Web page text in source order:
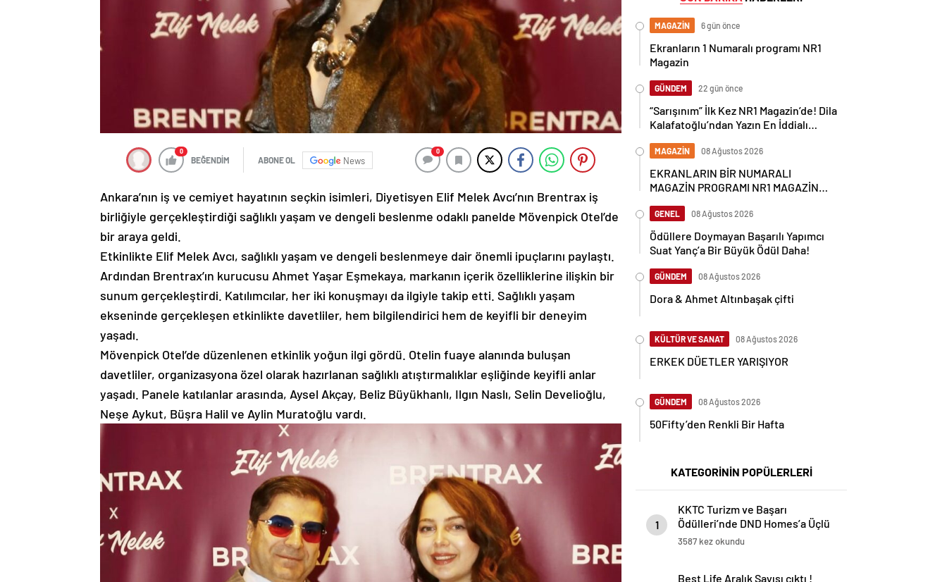
0
BEĞENDİM ABONE OL News
0
Ankara’nın iş ve cemiyet hayatının seçkin isimleri, Diyetisyen Elif Melek Avcı’nın Brentrax iş
birliğiyle gerçekleştirdiği sağlıklı yaşam ve dengeli beslenme odaklı panelde Mövenpick Otel’de
bir araya geldi.
Etkinlikte Elif Melek Avcı, sağlıklı yaşam ve dengeli beslenmeye dair önemli ipuçlarını paylaştı.
Ardından Brentrax’ın kurucusu Ahmet Yaşar Eşmekaya, markanın içerik özelliklerine ilişkin bir
sunum gerçekleştirdi. Katılımcılar, her iki konuşmayı da ilgiyle takip etti. Sağlıklı yaşam
ekseninde gerçekleşen etkinlikte davetliler, hem bilgilendirici hem de keyifli bir deneyim
yaşadı.
Mövenpick Otel’de düzenlenen etkinlik yoğun ilgi gördü. Otelin fuaye alanında buluşan
davetliler, organizasyona özel olarak hazırlanan sağlıklı atıştırmalıklar eşliğinde keyifli anlar
yaşadı. Panele katılanlar arasında, Aysel Akçay, Beliz Büyükhanlı, Ilgın Naslı, Selin Develioğlu,
Neşe Aykut, Büşra Halil ve Aylin Muratoğlu vardı.
MAGAZİN 6 gün önce
Ekranların 1 Numaralı programı NR1
Magazin
GÜNDEM 22 gün önce
“Sarışınım” İlk Kez NR1 Magazin’de! Dila
Kalafatoğlu’ndan Yazın En İddialı
MAGAZİN 08 Ağustos 2026
EKRANLARIN BİR NUMARALI
MAGAZİN PROGRAMI NR1 MAGAZİN
GENEL 08 Ağustos 2026
Ödüllere Doymayan Başarılı Yapımcı
Suat Yanç’a Bir Büyük Ödül Daha!
GÜNDEM 08 Ağustos 2026
Dora & Ahmet Altınbaşak çifti
KÜLTÜR VE SANAT 08 Ağustos 2026
ERKEK DÜETLER YARIŞIYOR
GÜNDEM 08 Ağustos 2026
50Fifty’den Renkli Bir Hafta
KATEGORİNİN POPÜLERLERİ
1
KKTC Turizm ve Başarı
Ödülleri’nde DND Homes’a Üçlü
Zafer
3587 kez okundu
Best Life Aralık Sayısı çıktı !